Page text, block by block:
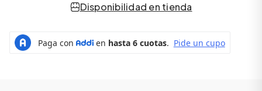
Disponibilidad en tienda